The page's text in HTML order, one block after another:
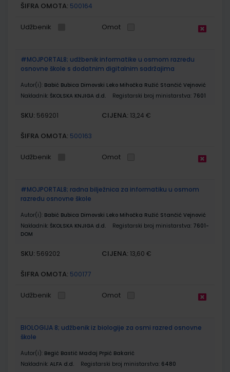
ŠIFRA OMOTA: 500164
Udžbenik Omot
#MOJPORTAL8; udžbenik informatike u osmom razredu
osnovne škole s dodatnim digitalnim sadržajima
Autor(i): Babić Bubica Dimovski Leko Mihočka Ružić Stančić Vejnović
Nakladnik: ŠKOLSKA KNJIGA d.d. Registarski broj ministarstva: 7601
SKU: 569201 CIJENA: 13,24 €
ŠIFRA OMOTA: 500163
Udžbenik Omot
#MOJPORTAL8; radna bilježnica za informatiku u osmom
razredu osnovne škole
Autor(i): Babić Bubica Dimovski Leko Mihočka Ružić Stančić Vejnović
Nakladnik: ŠKOLSKA KNJIGA d.d. Registarski broj ministarstva: 7601-
DOM
SKU: 569202 CIJENA: 13,60 €
ŠIFRA OMOTA: 500177
Udžbenik Omot
BIOLOGIJA 8; udžbenik iz biologije za osmi razred osnovne
škole
Autor(i): Begić Bastić Madaj Prpić Bakarić
Nakladnik: ALFA d.d. Registarski broj ministarstva: 6480